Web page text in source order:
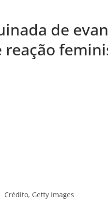
de
Crédito, Getty Images